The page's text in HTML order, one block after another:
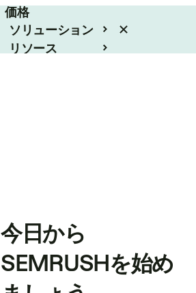
価格
ソリューション
リソース
今日から
SEMRUSHを始め